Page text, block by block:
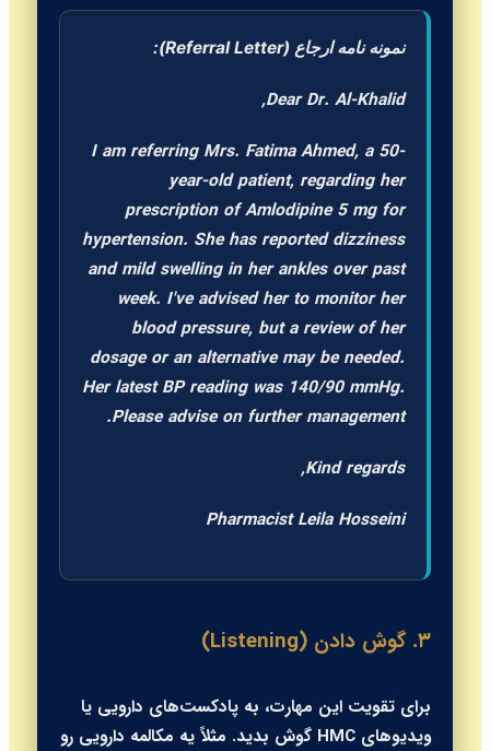
نمونه نامه ارجاع (Referral Letter):
Dear Dr. Al-Khalid,
I am referring Mrs. Fatima Ahmed, a 50-
year-old patient, regarding her
prescription of Amlodipine 5 mg for
hypertension. She has reported dizziness
and mild swelling in her ankles over past
week. I've advised her to monitor her
blood pressure, but a review of her
dosage or an alternative may be needed.
Her latest BP reading was 140/90 mmHg.
Please advise on further management.
Kind regards,
Pharmacist Leila Hosseini
۳. گوش دادن (Listening)
برای تقویت این مهارت، به پادکست‌های دارویی یا
ویدیوهای HMC گوش بدید. مثلاً یه مکالمه دارویی رو